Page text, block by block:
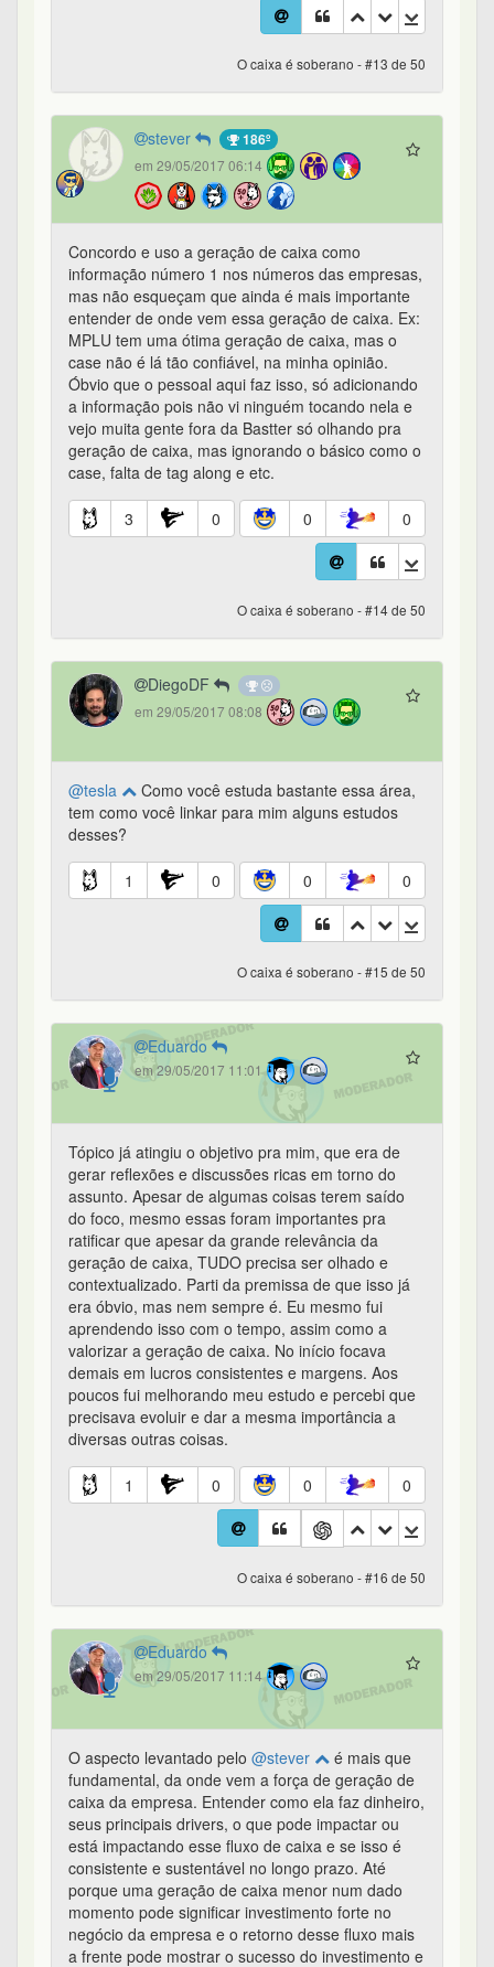
O caixa é soberano - #13 de 50
stever 186º
em 29/05/2017 06:14
Concordo e uso a geração de caixa como
informação número 1 nos números das empresas,
mas não esqueçam que ainda é mais importante
entender de onde vem essa geração de caixa. Ex:
MPLU tem uma ótima geração de caixa, mas o
case não é lá tão confiável, na minha opinião.
Óbvio que o pessoal aqui faz isso, só adicionando
a informação pois não vi ninguém tocando nela e
vejo muita gente fora da Bastter só olhando pra
geração de caixa, mas ignorando o básico como o
case, falta de tag along e etc.
3 0 0 0
O caixa é soberano - #14 de 50
DiegoDF
em 29/05/2017 08:08
@tesla
Como você estuda bastante essa área,
tem como você linkar para mim alguns estudos
desses?
1 0 0 0
O caixa é soberano - #15 de 50
Eduardo
em 29/05/2017 11:01
Tópico já atingiu o objetivo pra mim, que era de
gerar reflexões e discussões ricas em torno do
assunto. Apesar de algumas coisas terem saído
do foco, mesmo essas foram importantes pra
ratificar que apesar da grande relevância da
geração de caixa, TUDO precisa ser olhado e
contextualizado. Parti da premissa de que isso já
era óbvio, mas nem sempre é. Eu mesmo fui
aprendendo isso com o tempo, assim como a
valorizar a geração de caixa. No início focava
demais em lucros consistentes e margens. Aos
poucos fui melhorando meu estudo e percebi que
precisava evoluir e dar a mesma importância a
diversas outras coisas.
1 0 0 0
O caixa é soberano - #16 de 50
Eduardo
em 29/05/2017 11:14
O aspecto levantado pelo @stever
é mais que
fundamental, da onde vem a força de geração de
caixa da empresa. Entender como ela faz dinheiro,
seus principais drivers, o que pode impactar ou
está impactando esse fluxo de caixa e se isso é
consistente e sustentável no longo prazo. Até
porque uma geração de caixa menor num dado
momento pode significar investimento forte no
negócio da empresa e o retorno desse fluxo mais
a frente pode mostrar o sucesso do investimento e